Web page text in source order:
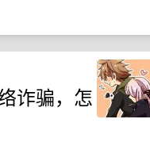
诈骗，怎